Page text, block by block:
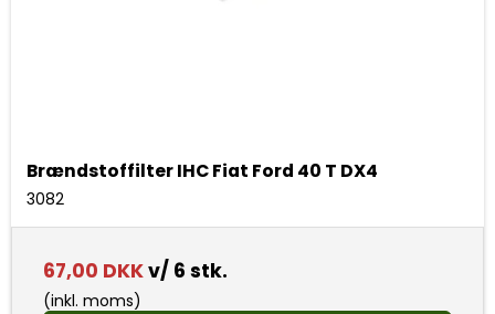
Brændstoffilter IHC Fiat Ford 40 T DX4
3082
67,00 DKKv/ 6 stk.
(inkl. moms)